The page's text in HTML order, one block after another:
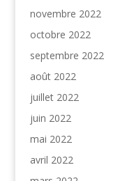
novembre 2022
octobre 2022
septembre 2022
août 2022
juillet 2022
juin 2022
mai 2022
avril 2022